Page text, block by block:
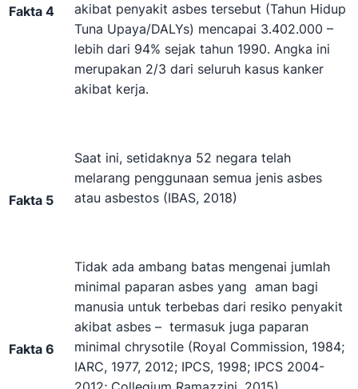
Fakta 4
akibat penyakit asbes tersebut (Tahun Hidup
Tuna Upaya/DALYs) mencapai 3.402.000 –
lebih dari 94% sejak tahun 1990. Angka ini
merupakan 2/3 dari seluruh kasus kanker
akibat kerja.
Fakta 5
Saat ini, setidaknya 52 negara telah
melarang penggunaan semua jenis asbes
atau asbestos (IBAS, 2018)
Fakta 6
Tidak ada ambang batas mengenai jumlah
minimal paparan asbes yang aman bagi
manusia untuk terbebas dari resiko penyakit
akibat asbes – termasuk juga paparan
minimal chrysotile (Royal Commission, 1984;
IARC, 1977, 2012; IPCS, 1998; IPCS 2004-